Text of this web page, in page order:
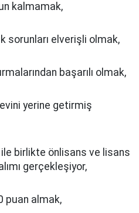
kalmamak,
sorunları elverişli olmak,
başarılı olmak,
yerine getirmiş
birlikte önlisans ve lisans
gerçekleşiyor,
puan almak,